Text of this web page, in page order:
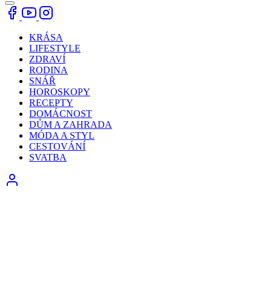
KRÁSA
LIFESTYLE
ZDRAVÍ
RODINA
SNÁŘ
HOROSKOPY
RECEPTY
DOMÁCNOST
DŮM A ZAHRADA
MÓDA A STYL
CESTOVÁNÍ
SVATBA